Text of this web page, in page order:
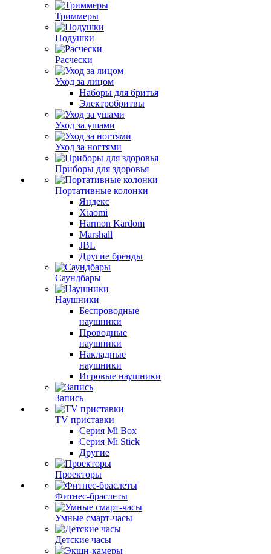
Триммеры
Подушки
Расчески
Уход за лицом
Наборы для бритья
Электробритвы
Уход за ушами
Уход за ногтями
Приборы для здоровья
Портативные колонки
Яндекс
Xiaomi
Harmon Kardom
Marshall
JBL
Другие бренды
Саундбары
Наушники
Беспроводные
наушники
Проводные
наушники
Накладные
наушники
Игровые наушники
Запись
TV приставки
Серия Mi Box
Серия Mi Stick
Другие
Проекторы
Фитнес-браслеты
Умные смарт-часы
Детские часы